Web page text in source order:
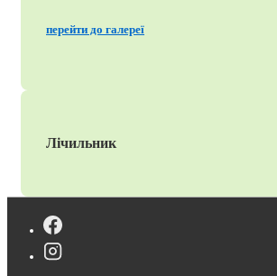
перейти до галереї
Лічильник